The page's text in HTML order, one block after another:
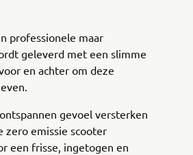
professionele maar
geleverd met een slimme
en achter om deze
gevoel versterken
zero emissie scooter
een frisse, ingetogen en